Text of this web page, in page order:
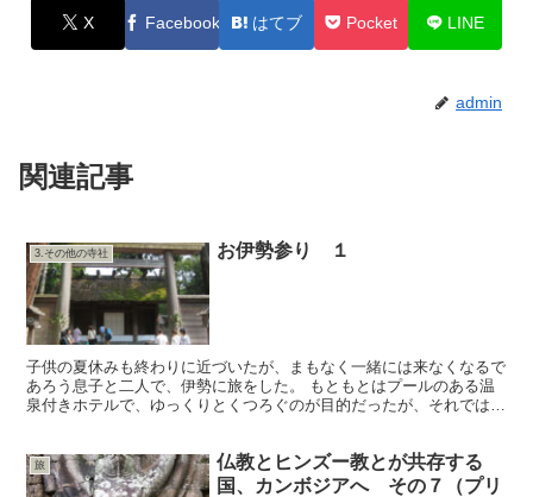
X Facebook はてブ Pocket LINE
admin
関連記事
3.その他の寺社 お伊勢参り １
子供の夏休みも終わりに近づいたが、まもなく一緒には来なくなるで
あろう息子と二人で、伊勢に旅をした。 もともとはプールのある温
泉付きホテルで、ゆっくりとくつろぐのが目的だったが、それではあ
旅
仏教とヒンズー教とが共存する
国、カンボジアへ その７（プリ